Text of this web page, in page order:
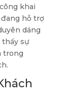
khai
hỗ trợ
dáng
sự
trong